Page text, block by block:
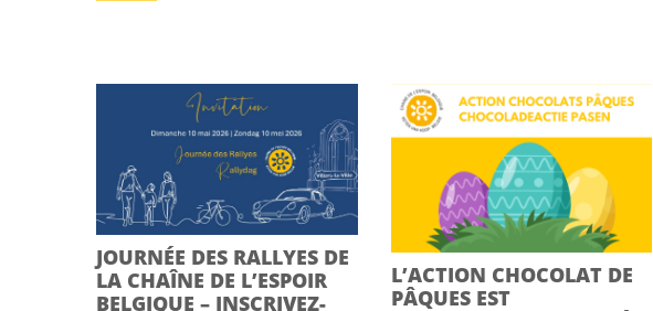
JOURNÉE DES RALLYES DE
LA CHAÎNE DE L’ESPOIR
BELGIQUE – INSCRIVEZ-
L’ACTION CHOCOLAT DE
PÂQUES EST